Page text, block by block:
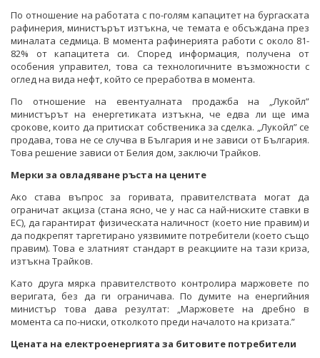
По отношение на работата с по-голям капацитет на бургаската
рафинерия, министърът изтъкна, че темата е обсъждана през
миналата седмица. В момента рафинерията работи с около 81-
82% от капацитета си. Според информация, получена от
особения управител, това са технологичните възможности с
оглед на вида нефт, който се преработва в момента.
По отношение на евентуалната продажба на „Лукойл”
министърът на енергетиката изтъкна, че едва ли ще има
срокове, които да притискат собственика за сделка. „Лукойл” се
продава, това не се случва в България и не зависи от България.
Това решение зависи от Белия дом, заключи Трайков.
Мерки за овладяване ръста на цените
Ако става въпрос за горивата, правителствата могат да
ограничат акциза (стана ясно, че у нас са най-ниските ставки в
ЕС), да гарантират физическата наличност (което ние правим) и
да подкрепят таргетирано уязвимите потребители (което също
правим). Това е златният стандарт в реакциите на тази криза,
изтъкна Трайков.
Като друга мярка правителството контролира маржовете по
веригата, без да ги ограничава. По думите на енергийния
министър това дава резултат: „Маржовете на дребно в
момента са по-ниски, отколкото преди началото на кризата.”
Цената на електроенергията за битовите потребители